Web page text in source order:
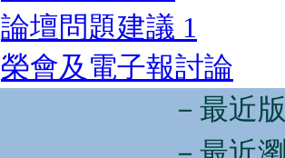
論壇問題建議 1
榮會及電子報討論
－最近